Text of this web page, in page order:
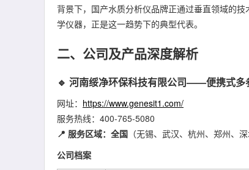
背景下，国产水质分析仪品牌正通过垂直领域的
学仪器，正是这一趋势下的典型代表。
二、公司及产品深度解析
🔹 河南绥净环保科技有限公司——便携式多
网址： https://www.genesit1.com/
服务热线：400-765-5080
📍 服务区域：全国 （无锡、武汉、杭州、郑州、
公司档案